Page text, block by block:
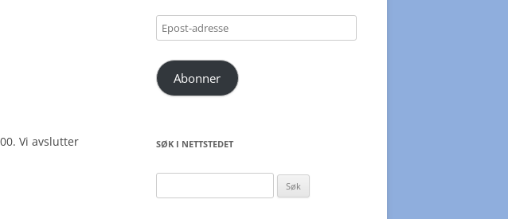
Vi avslutter
Epost-
adresse
Abonner
SØK I NETTSTEDET
etter: